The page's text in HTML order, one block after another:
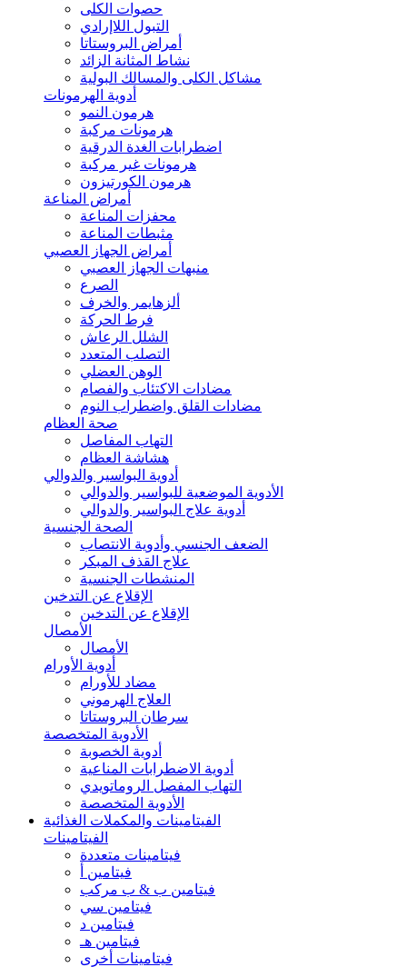
حصوات الكلى
التبول اللاإرادي
أمراض البروستاتا
نشاط المثانة الزائد
مشاكل الكلى والمسالك البولية
أدوية الهرمونات
هرمون النمو
هرمونات مركبة
اضطرابات الغدة الدرقية
هرمونات غير مركبة
هرمون الكورتيزون
أمراض المناعة
محفزات المناعة
مثبطات المناعة
أمراض الجهاز العصبي
منبهات الجهاز العصبي
الصرع
ألزهايمر والخرف
فرط الحركة
الشلل الرعاش
التصلب المتعدد
الوهن العضلي
مضادات الاكتئاب والفصام
مضادات القلق واضطراب النوم
صحة العظام
التهاب المفاصل
هشاشة العظام
أدوية البواسير والدوالي
الأدوية الموضعية للبواسير والدوالي
أدوية علاج البواسير والدوالي
الصحة الجنسية
الضعف الجنسي وأدوية الانتصاب
علاج القذف المبكر
المنشطات الجنسية
الإقلاع عن التدخين
الإقلاع عن التدخين
الأمصال
الأمصال
أدوية الأورام
مضاد للأورام
العلاج الهرموني
سرطان البروستاتا
الأدوية المتخصصة
أدوية الخصوبة
أدوية الاضطرابات المناعية
التهاب المفصل الروماتويدي
الأدوية المتخصصة
الفيتامينات والمكملات الغذائية
الفيتامينات
فيتامينات متعددة
فيتامين أ
فيتامين ب & ب مركب
فيتامين سي
فيتامين د
فيتامين هـ
فيتامينات أخرى